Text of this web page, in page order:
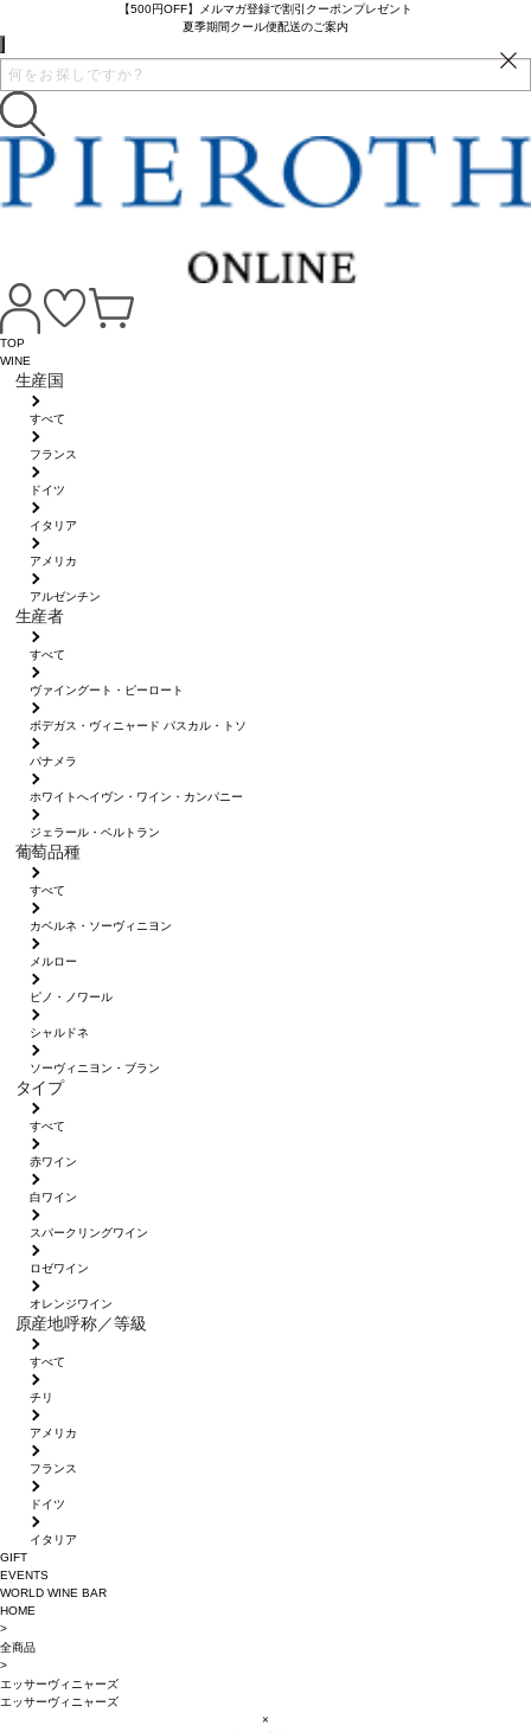
【500円OFF】メルマガ登録で割引クーポンプレゼント
夏季期間クール便配送のご案内
TOP
WINE
生産国
すべて
フランス
ドイツ
イタリア
アメリカ
アルゼンチン
生産者
すべて
ヴァイングート・ピーロート
ボデガス・ヴィニャード パスカル・トソ
パナメラ
ホワイトへイヴン・ワイン・カンパニー
ジェラール・ベルトラン
葡萄品種
すべて
カベルネ・ソーヴィニヨン
メルロー
ピノ・ノワール
シャルドネ
ソーヴィニヨン・ブラン
タイプ
すべて
赤ワイン
白ワイン
スパークリングワイン
ロゼワイン
オレンジワイン
原産地呼称／等級
すべて
チリ
アメリカ
フランス
ドイツ
イタリア
GIFT
EVENTS
WORLD WINE BAR
HOME
>
全商品
>
エッサーヴィニャーズ
エッサーヴィニャーズ
×